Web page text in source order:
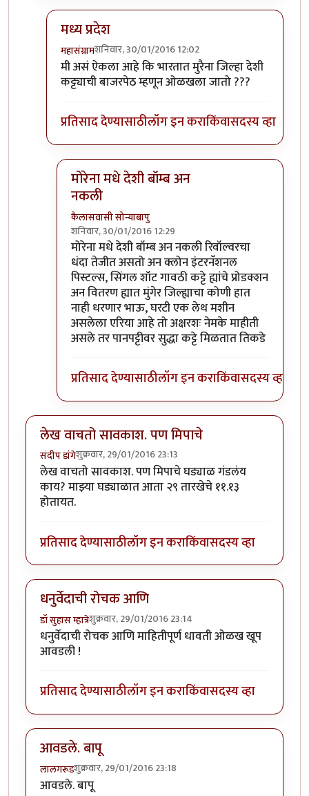
मध्य प्रदेश
महासंग्रामशनिवार, 30/01/2016 12:02
In reply toबोका भाऊ,byकैलासवासी सोन्याबापु
मी असं ऐकला आहे कि भारतात मुरैना जिल्हा देशी
कट्ट्याची बाजरपेठ म्हणून ओळखला जातो ???
प्रतिसाद देण्यासाठीलॉग इन कराकिंवासदस्य व्हा
मोरेना मधे देशी बॉम्ब अन
नकली
कैलासवासी सोन्याबापु
शनिवार, 30/01/2016 12:29
In reply toमध्य प्रदेशbyमहासंग्राम
मोरेना मधे देशी बॉम्ब अन नकली रिवॉल्वरचा
धंदा तेजीत असतो अन क्लोन इंटरनॅशनल
पिस्टल्स, सिंगल शॉट गावठी कट्टे ह्यांचे प्रोडक्शन
अन वितरण ह्यात मुंगेर जिल्ह्याचा कोणी हात
नाही धरणार भाऊ, घरटी एक लेथ मशीन
असलेला एरिया आहे तो अक्षरशः नेमके माहीती
असले तर पानपट्टीवर सुद्धा कट्टे मिळतात तिकडे
प्रतिसाद देण्यासाठीलॉग इन कराकिंवासदस्य व्हा
लेख वाचतो सावकाश. पण मिपाचे
संदीप डांगेशुक्रवार, 29/01/2016 23:13
लेख वाचतो सावकाश. पण मिपाचे घड्याळ गंडलंय
काय? माझ्या घड्याळात आता २९ तारखेचे ११.१३
होतायत.
प्रतिसाद देण्यासाठीलॉग इन कराकिंवासदस्य व्हा
धनुर्वेदाची रोचक आणि
डॉ सुहास म्हात्रेशुक्रवार, 29/01/2016 23:14
धनुर्वेदाची रोचक आणि माहितीपूर्ण धावती ओळख खूप
आवडली !
प्रतिसाद देण्यासाठीलॉग इन कराकिंवासदस्य व्हा
आवडले. बापू
लालगरूडशुक्रवार, 29/01/2016 23:18
आवडले. बापू